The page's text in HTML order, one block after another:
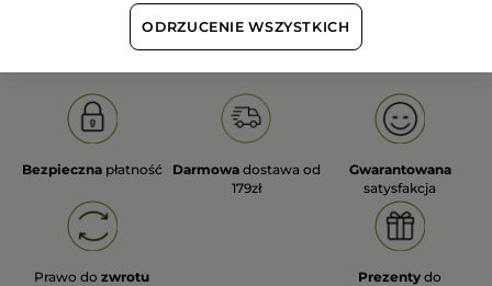
DLA NIEJ DLA KOGO
Bezpieczna płatność Darmowa dostawa od
179zł
Gwarantowana
satysfakcja
Prawo dozwrotu Prezenty do
ODRZUCENIE WSZYSTKICH